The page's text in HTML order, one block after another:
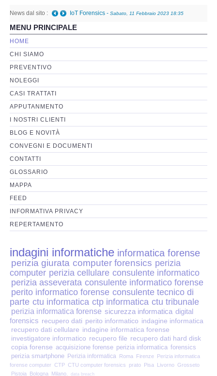
Perzia su Software/Programmi
Perizia Fonica e Trascrizioni
Perizia su Social Network
Perizia Web Reputation
Perizia Host e Mainframe
Perizia Contratti ICT
Perizia Disp. Elettronici
Perizia Stalking
Perizia Cyber Bullismo
Incarichi CTU e CTP
Perizia Centralini PBX e VOIP
Perizia Estimo
Perizia Documento informatico
Perizia Cloud
Perizia E-mail
News dal sito : IoT Forensics - Sabato, 11 Febbraio 2023 18:35
MENU PRINCIPALE
HOME
CHI SIAMO
PREVENTIVO
NOLEGGI
CASI TRATTATI
APPUTANMENTO
I NOSTRI CLIENTI
BLOG E NOVITÀ
CONVEGNI E DOCUMENTI
CONTATTI
GLOSSARIO
MAPPA
FEED
INFORMATIVA PRIVACY
REPERTAMENTO
indagini informatiche informatica forense
perizia giurata computer forensics perizia
computer perizia cellulare consulente informatico
perizia asseverata consulente informatico forense
perito informatico forense consulente tecnico di
parte ctu informatica ctp informatica ctu tribunale
perizia informatica forense sicurezza informatica digital
forensics recupero dati perito informatico indagine informatica
recupero dati cellulare indagine informatica forense
investigatore informatico recupero file recupero dati hard disk
copia forense acquisizione forense perizia informatica forensics
perizia smartphone Perizia informatica Roma Firenze Perizia informatica
forense computer CTP CTU computer forensics prato Pisa Livorno Grosseto
Pistoia
Bologna Milano. data breach